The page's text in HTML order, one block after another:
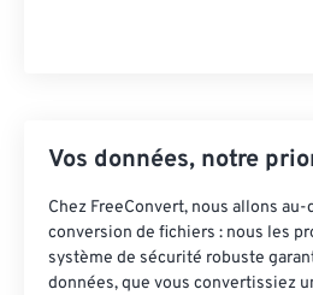
Vos données, notre
Chez FreeConvert, nous allons
conversion de fichiers : nous les
système de sécurité robuste
données, que vous convertissiez